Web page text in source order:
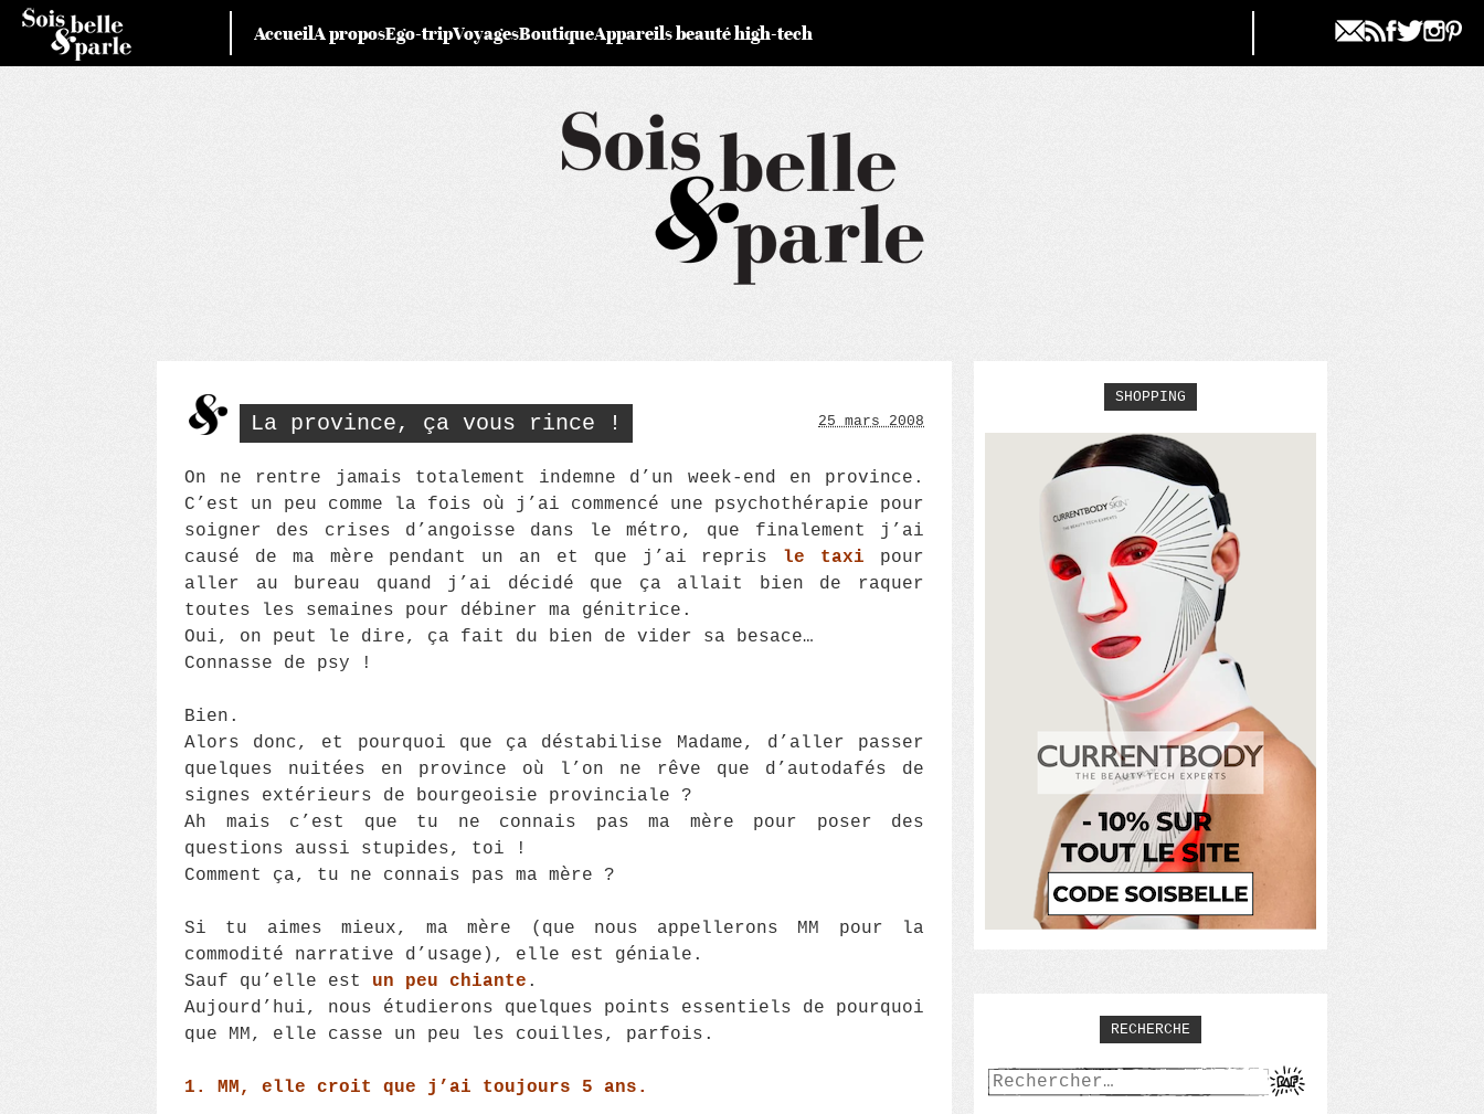
Skip
content
AccueilA proposEgo-tripVoyagesBoutiqueAppareils beauté high-tech
La province, ça vous rince ! 25 mars 2008
On ne rentre jamais totalement indemne d’un week-end en province.
C’est un peu comme la fois où j’ai commencé une psychothérapie pour
soigner des crises d’angoisse dans le métro, que finalement j’ai
causé de ma mère pendant un an et que j’ai repris le taxi pour
aller au bureau quand j’ai décidé que ça allait bien de raquer
toutes les semaines pour débiner ma génitrice.
Oui, on peut le dire, ça fait du bien de vider sa besace…
Connasse de psy !
Bien.
Alors donc, et pourquoi que ça déstabilise Madame, d’aller passer
quelques nuitées en province où l’on ne rêve que d’autodafés de
signes extérieurs de bourgeoisie provinciale ?
Ah mais c’est que tu ne connais pas ma mère pour poser des
questions aussi stupides, toi !
Comment ça, tu ne connais pas ma mère ?
Si tu aimes mieux, ma mère (que nous appellerons MM pour la
commodité narrative d’usage), elle est géniale.
Sauf qu’elle est un peu chiante .
Aujourd’hui, nous étudierons quelques points essentiels de pourquoi
que MM, elle casse un peu les couilles, parfois.
1. MM, elle croit que j’ai toujours 5 ans.
SHOPPING
RECHERCHE
Rechercher :